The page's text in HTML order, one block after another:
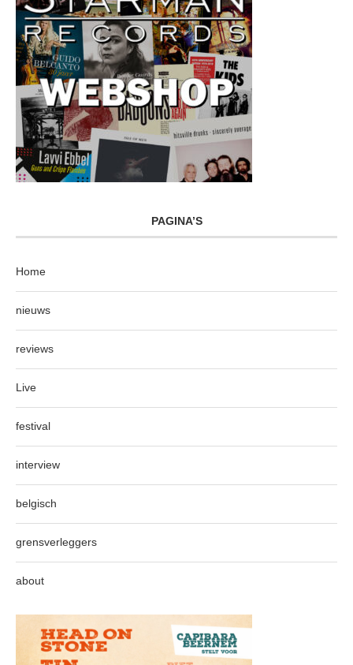
PAGINA’S
Home
nieuws
reviews
Live
festival
interview
belgisch
grensverleggers
about